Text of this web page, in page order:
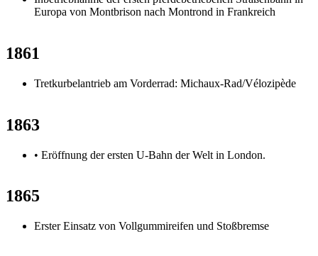
Europa von Montbrison nach Montrond in Frankreich
1861
Tretkurbelantrieb am Vorderrad: Michaux-Rad/Vélozipède
1863
• Eröffnung der ersten U-Bahn der Welt in London.
1865
Erster Einsatz von Vollgummireifen und Stoßbremse